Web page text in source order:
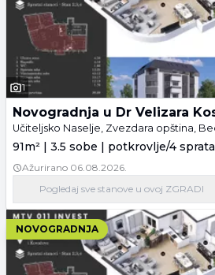
1
91m² | 3.5 sobe | potkrovlje/4 sprata
Ažurirano 06.08.2026.
Pogledajsve stanove u ovoj ZGRADI
NOVOGRADNJA